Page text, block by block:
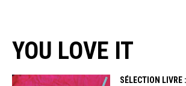
YOU LOVE IT
SÉLECTION LIVRE